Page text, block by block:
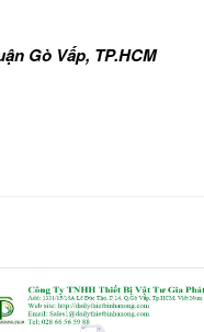
Gò Vấp, TP.HCM